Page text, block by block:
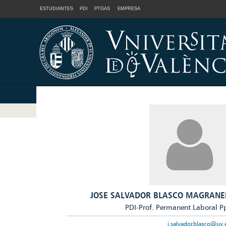
ESTUDIANTES PDI PTGAS EMPRESA
JOSE SALVADOR BLASCO
PDI-Prof. Permanent Laboral